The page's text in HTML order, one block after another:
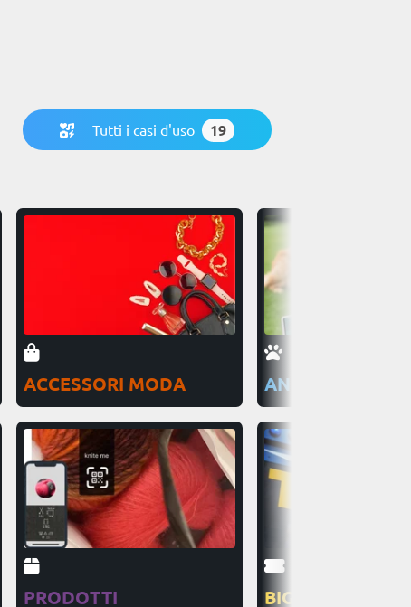
Tutti i casi d'uso 19
ACCESSORI MODA
PRODOTTI
ANIMALI
BIGLIETTI